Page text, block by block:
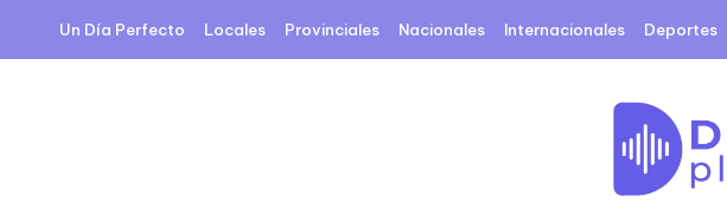
Skip
Un Día Perfecto Locales Provinciales Nacionales Internacionales Deportes